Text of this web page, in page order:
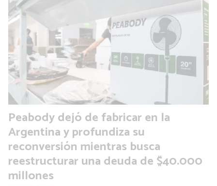
Peabody dejó de fabricar en la
Argentina y profundiza su
reconversión mientras busca
reestructurar una deuda de $40.000
millones